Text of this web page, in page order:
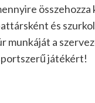
összehozza
és
munkáját a
játékért!